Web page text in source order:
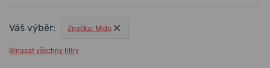
Váš výběr: Značka: Mido
Smazat všechny filtry